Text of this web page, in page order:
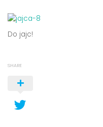
Do jajc!
SHARE